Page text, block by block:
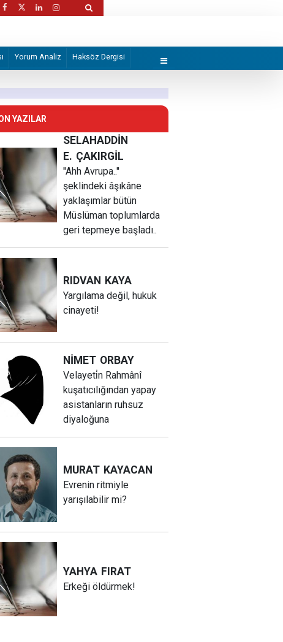
ikisi sağlık görevlisi 6 Filistinli
Yorum Analiz Haksöz Dergisi
YAZILAR
SELAHADDİN
E. ÇAKIRGİL
''Ahh Avrupa..''
şeklindeki âşıkâne
yaklaşımlar bütün
Müslüman toplumlarda
geri tepmeye başladı..
RIDVAN KAYA
Yargılama değil, hukuk
cinayeti!
NİMET ORBAY
Velayeti̇n Rahmânî
kuşatıcılığından yapay
asistanların ruhsuz
diyaloğuna
MURAT KAYACAN
Evrenin ritmiyle
yarışılabilir mi?
YAHYA FIRAT
Erkeği öldürmek!